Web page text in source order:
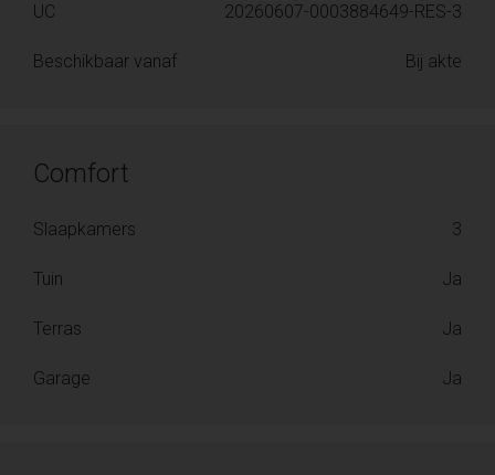
UC 20260607-0003884649-RES-3
Beschikbaar vanaf Bij akte
Comfort
Slaapkamers 3
Tuin Ja
Terras Ja
Garage Ja